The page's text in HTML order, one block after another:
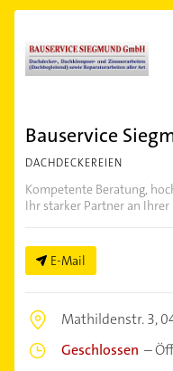
Bauservice
DACHDECKEREIEN
Kompetente Beratung,
Ihr starker Partner an Ihrer
E-Mail
Mathildenstr. 3,
Geschlossen –